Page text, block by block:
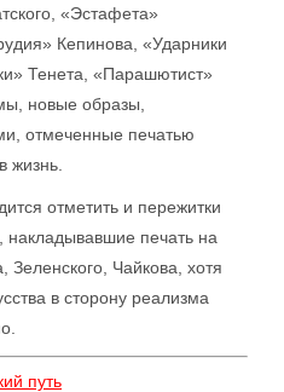
«Эстафета»
Кепинова, «Ударники
Тенета, «Парашютист»
новые образы,
отмеченные печатью
жизнь.
отметить и пережитки
накладывавшие печать на
Чайкова, хотя
в сторону реализма
путь